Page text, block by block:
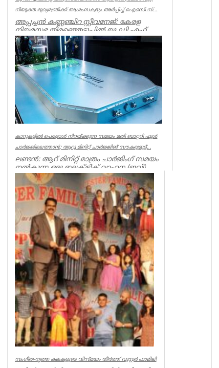
നിയുക്ത മുഖ്യമന്ത്രിക്ക് ആശംസകളും അർപ്പിച്ച് ഐഒസി സ്...
അപ്പച്ചൻ കണ്ണഞ്ചിറ സ്റ്റീവനേജ്: കേരള
നിയമസഭ തിരഞ്ഞെടുപ്പിൽ യു ഡി എഫ്
നേടിയ ചരിത്രവിജയം ആഘോഷമാക്ക...
Uncategorized
കാറുകളിൽ പെട്രോൾ നിറയ്ക്കുന്ന സമയം മതി ബാറ്ററി ഫുൾ
ചാർജ്ജിലെത്താൻ; ആറു മിനിറ്റ് ചാർജ്ജിങ് സൗകര്യമുള്...
ലണ്ടൻ: ആറ് മിനിറ്റ് മാത്രം ചാർജിംഗ് സമയം
നൽകുന്ന ഒരു ഇലക്ട്രിക് വാഹന (ഇവി)
ബാറ്ററി ഒരു എനർജി ടെക്നോ...
Uncategorized
സംഗീത-നൃത്ത കലകളുടെ വിസ്മയം തീർത്ത് വൂസ്റ്റർ ഫാമിലി